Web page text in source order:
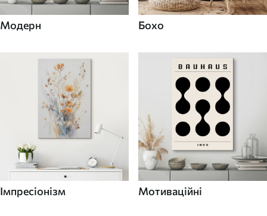
Модерн Бохо
Імпресіонізм Мотиваційні